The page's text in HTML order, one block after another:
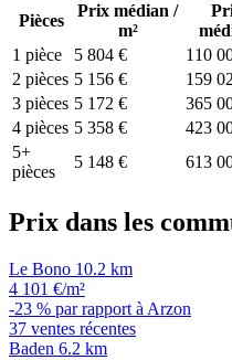
Pièces
Prix médian /
m²
1 pièce
5 804 € 110
2 pièces 5 156 € 159
3 pièces 5 172 € 365
4 pièces 5 358 € 423
5+
pièces
5 148 € 613
Prix dans les
Le Bono 10.2 km
4 101 €/m²
-23 % par rapport à Arzon
37 ventes récentes
Baden 6.2 km